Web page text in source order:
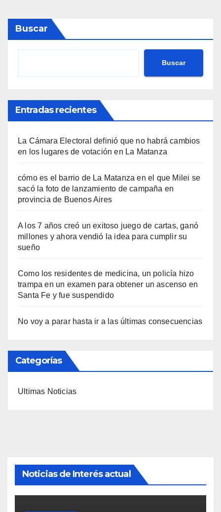
Buscar
Buscar
Entradas recientes
La Cámara Electoral definió que no habrá cambios
en los lugares de votación en La Matanza
cómo es el barrio de La Matanza en el que Milei se
sacó la foto de lanzamiento de campaña en
provincia de Buenos Aires
A los 7 años creó un exitoso juego de cartas, ganó
millones y ahora vendió la idea para cumplir su
sueño
Como los residentes de medicina, un policía hizo
trampa en un examen para obtener un ascenso en
Santa Fe y fue suspendido
No voy a parar hasta ir a las últimas consecuencias
Categorías
Ultimas Noticias
Noticias de Interés actual